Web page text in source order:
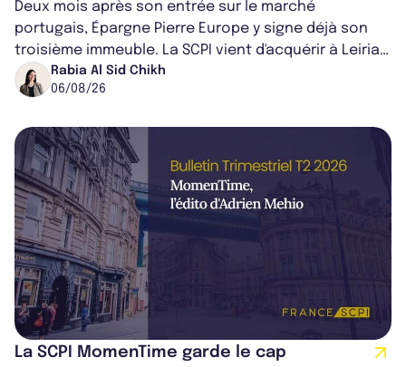
Deux mois après son entrée sur le marché
portugais, Épargne Pierre Europe y signe déjà son
troisième immeuble. La SCPI vient d'acquérir à Leiria,
dans le centre du pays, un établis...
Rabia Al Sid Chikh
06/08/26
La SCPI MomenTime garde le cap